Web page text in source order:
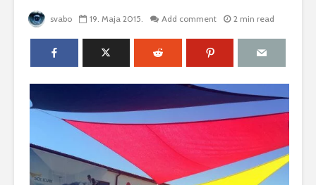
svabo 19. Maja 2015. Add comment 2 min read